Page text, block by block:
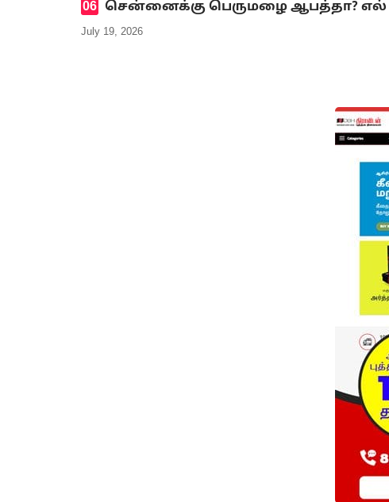
சென்னைக்கு பெருமழை ஆபத்தா? எல்
July 19, 2026